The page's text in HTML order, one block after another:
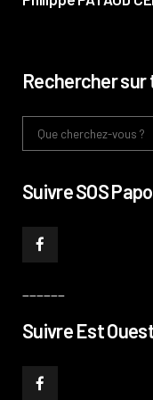
Rechercher sur
Suivre SOS
Suivre Est